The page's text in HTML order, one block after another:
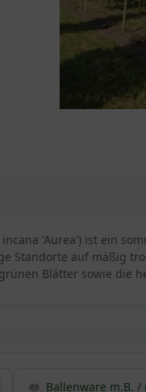
incana 'Aurea') ist ein
Standorte auf mäßig
Blätter sowie die
Ballenware m.B. /